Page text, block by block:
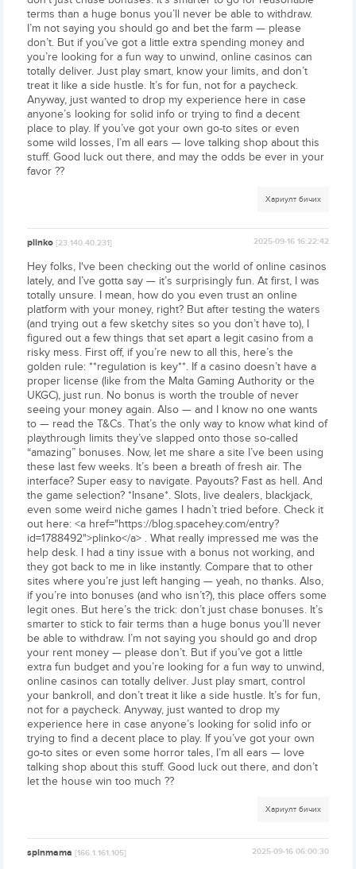
terms than a huge bonus you’ll never be able to withdraw.
I’m not saying you should go and bet the farm — please
don’t. But if you’ve got a little extra spending money and
you’re looking for a fun way to unwind, online casinos can
totally deliver. Just play smart, know your limits, and don’t
treat it like a side hustle. It’s for fun, not for a paycheck.
Anyway, just wanted to drop my experience here in case
anyone’s looking for solid info or trying to find a decent
place to play. If you’ve got your own go-to sites or even
some wild losses, I’m all ears — love talking shop about this
stuff. Good luck out there, and may the odds be ever in your
favor ??
Хариулт бичих
plinko[23.140.40.231] 2025-09-16 16:22:42
Hey folks, I've been checking out the world of online casinos
lately, and I’ve gotta say — it’s surprisingly fun. At first, I was
totally unsure. I mean, how do you even trust an online
platform with your money, right? But after testing the waters
(and trying out a few sketchy sites so you don’t have to), I
figured out a few things that set apart a legit casino from a
risky mess. First off, if you’re new to all this, here’s the
golden rule: **regulation is key**. If a casino doesn’t have a
proper license (like from the Malta Gaming Authority or the
UKGC), just run. No bonus is worth the trouble of never
seeing your money again. Also — and I know no one wants
to — read the T&Cs. That’s the only way to know what kind of
playthrough limits they’ve slapped onto those so-called
“amazing” bonuses. Now, let me share a site I’ve been using
these last few weeks. It’s been a breath of fresh air. The
interface? Super easy to navigate. Payouts? Fast as hell. And
the game selection? *Insane*. Slots, live dealers, blackjack,
even some weird niche games I hadn’t tried before. Check it
out here: <a href="https://blog.spacehey.com/entry?
id=1788492">plinko</a> . What really impressed me was the
help desk. I had a tiny issue with a bonus not working, and
they got back to me in like instantly. Compare that to other
sites where you’re just left hanging — yeah, no thanks. Also,
if you’re into bonuses (and who isn’t?), this place offers some
legit ones. But here’s the trick: don’t just chase bonuses. It’s
smarter to stick to fair terms than a huge bonus you’ll never
be able to withdraw. I’m not saying you should go and drop
your rent money — please don’t. But if you’ve got a little
extra fun budget and you’re looking for a fun way to unwind,
online casinos can totally deliver. Just play smart, control
your bankroll, and don’t treat it like a side hustle. It’s for fun,
not for a paycheck. Anyway, just wanted to drop my
experience here in case anyone’s looking for solid info or
trying to find a decent place to play. If you’ve got your own
go-to sites or even some horror tales, I’m all ears — love
talking shop about this stuff. Good luck out there, and don’t
let the house win too much ??
Хариулт бичих
spinmama[166.1.161.105] 2025-09-16 06:00:30